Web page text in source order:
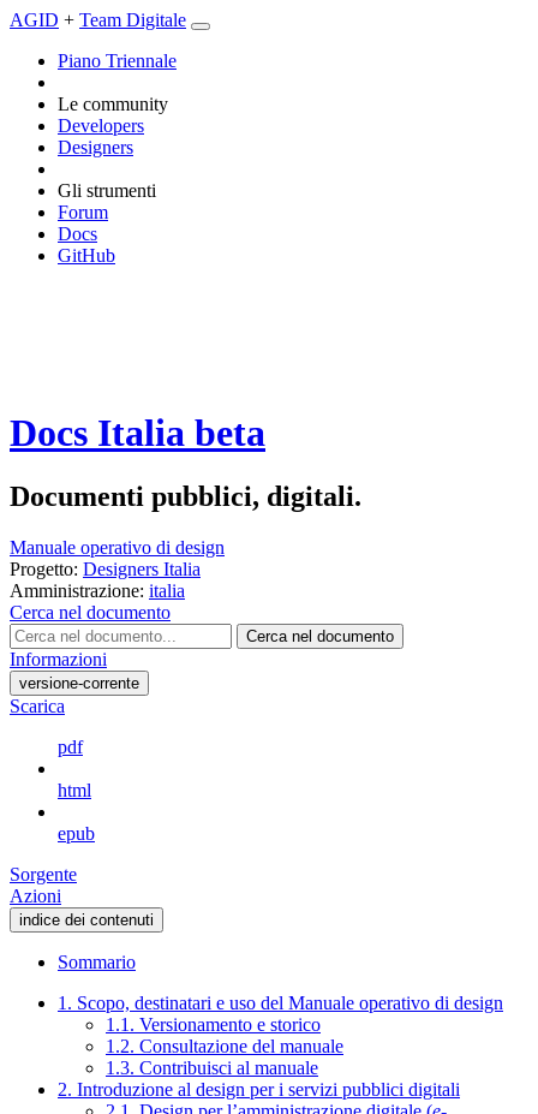
AGID + Team Digitale
Piano Triennale
Le community
Developers
Designers
Gli strumenti
Forum
Docs
GitHub
Docs Italia beta
Documenti pubblici, digitali.
Manuale operativo di design
Progetto: Designers Italia
Amministrazione: italia
Cerca nel documento
Cerca nel documento
Informazioni
versione-corrente
Scarica
pdf
html
epub
Sorgente
Azioni
indice dei contenuti
Sommario
1. Scopo, destinatari e uso del Manuale operativo di design
1.1. Versionamento e storico
1.2. Consultazione del manuale
1.3. Contribuisci al manuale
2. Introduzione al design per i servizi pubblici digitali